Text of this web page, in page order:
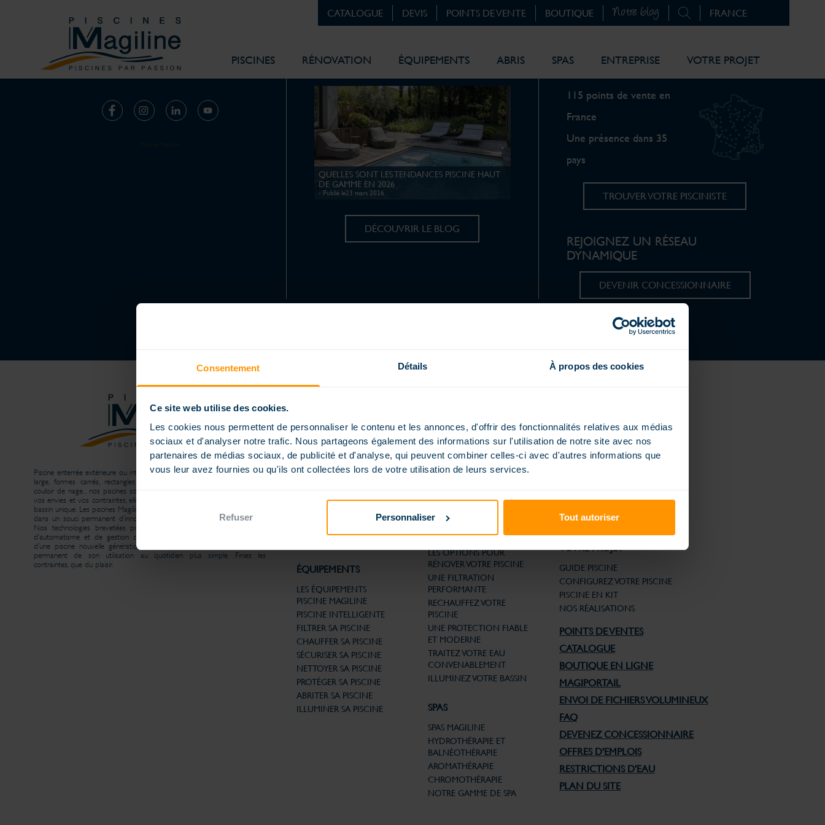
Consentement Détails À propos des cookies
Ce site web utilise des cookies.
Les cookies nous permettent de personnaliser le contenu et les annonces, d'offrir des fonctionnalités relatives aux médias
sociaux et d'analyser notre trafic. Nous partageons également des informations sur l'utilisation de notre site avec nos
partenaires de médias sociaux, de publicité et d'analyse, qui peuvent combiner celles-ci avec d'autres informations que
vous leur avez fournies ou qu'ils ont collectées lors de votre utilisation de leurs services.
Refuser Personnaliser Tout autoriser
CATALOGUE DEVIS POINTS DE VENTE BOUTIQUE Notre blog
PISCINES RÉNOVATION ÉQUIPEMENTS ABRIS SPAS ENTREPRISE VOTRE PROJET
SUIVEZ-NOUS Le blog Magiline
QUELLES SONT LES TENDANCES PISCINE HAUT
DE GAMME EN 2026
- Publié le23 mars 2026
DÉCOUVRIR LE BLOG
RETROUVEZ-NOUS
115 points de vente en
France
Une présence dans 35
pays
TROUVER VOTRE PISCINISTE
REJOIGNEZ UN RÉSEAU
DYNAMIQUE
DEVENIR CONCESSIONNAIRE
Piscine enterrée extérieure ou intérieure, piscine petite dimension ou extra
large, formes carrés, rectangles ou arrondies, piscine à débordement,
couloir de nage... nos piscines sont conçues sur mesure pour répondre à
vos envies et vos contraintes, elles sont personnalisées pour rendre votre
bassin unique. Les piscines Magiline sont conçues, fabriquées et distribuées
dans un souci permanent d’innovation et une vraie exigence de qualité.
Nos technologies brevetées pour la structure, la filtration, la solution
d’automatisme et de gestion connectée sont la garantie de bénéficier
d’une piscine nouvelle génération conçue pour la vie. Et avec le souci
permanent de son utilisation au quotidien plus simple. Finies les
contraintes, que du plaisir.
DÉCOUVRIR LES PISCINES
MAGILINE
FORMES
ESCALIERS
CONFORT
OPTIONS
ÉQUIPEMENTS
LES ÉQUIPEMENTS
PISCINE MAGILINE
PISCINE INTELLIGENTE
FILTRER SA PISCINE
CHAUFFER SA PISCINE
SÉCURISER SA PISCINE
NETTOYER SA PISCINE
PROTÉGER SA PISCINE
ABRITER SA PISCINE
ILLUMINER SA PISCINE
POURQUOI UN ABRI DE
PISCINE ?
L'ABRI PLAT
L'ABRI BAS
RÉNOVATION
LES OPTIONS POUR
RÉNOVER VOTRE PISCINE
UNE FILTRATION
PERFORMANTE
RECHAUFFEZ VOTRE
PISCINE
UNE PROTECTION FIABLE
ET MODERNE
TRAITEZ VOTRE EAU
CONVENABLEMENT
ILLUMINEZ VOTRE BASSIN
SPAS
SPAS MAGILINE
HYDROTHÉRAPIE ET
BALNÉOTHÉRAPIE
AROMATHÉRAPIE
CHROMOTHÉRAPIE
NOTRE GAMME DE SPA
TOUT SAVOIR SUR MAGILINE
QUI SOMMES-NOUS ?
SITE INDUSTRIEL À TROYES
VOTRE PROJET
GUIDE PISCINE
CONFIGUREZ VOTRE PISCINE
PISCINE EN KIT
NOS RÉALISATIONS
POINTS DE VENTES
CATALOGUE
BOUTIQUE EN LIGNE
MAGIPORTAIL
ENVOI DE FICHIERS VOLUMINEUX
FAQ
DEVENEZ CONCESSIONNAIRE
OFFRES D'EMPLOIS
RESTRICTIONS D'EAU
PLAN DU SITE